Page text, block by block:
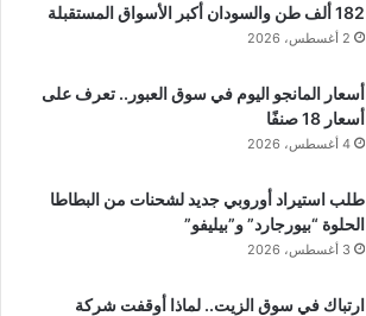
182 ألف طن والسودان أكبر الأسواق المستقبلة
2 أغسطس، 2026
أسعار المانجو اليوم في سوق العبور.. تعرف على
أسعار 18 صنفًا
4 أغسطس، 2026
طلب استيراد أوروبي جديد لشحنات من البطاطا
الحلوة “بيورجارد” و”بيليفو”
3 أغسطس، 2026
ارتباك في سوق الزيت.. لماذا أوقفت شركة